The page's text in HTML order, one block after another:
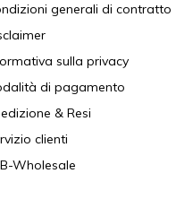
generali di contratto
sulla privacy
di pagamento
& Resi
clienti
Wholesale